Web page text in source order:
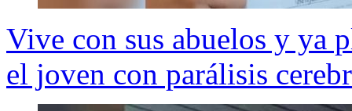
Vive con sus abuelos y ya
el joven con parálisis